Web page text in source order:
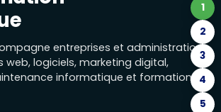
installation de réseaux,
: réseaux
sociaux, publicités Facebook,
Excel, marketing
entreprises et administrations
web, logiciels, marketing digital,
informatique et formations à
1
2
3
4
5